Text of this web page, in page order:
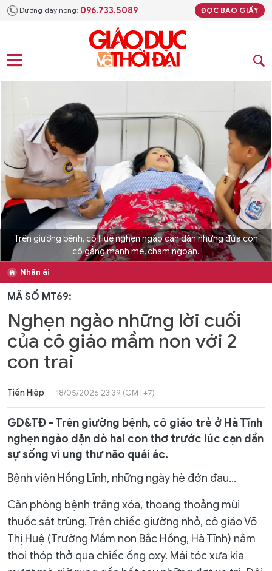
Đường dây nóng: 096.733.5089 ĐỌC BÁO GIẤY
Trên giường bệnh, cô Huệ nghẹn ngào căn dặn những đứa con
cố gắng mạnh mẽ, chăm ngoan.
Nhân ái
MÃ SỐ MT69:
Nghẹn ngào những lời cuối
của cô giáo mầm non với 2
con trai
Tiến Hiệp 18/05/2026 23:39 (GMT+7)
GD&TĐ - Trên giường bệnh, cô giáo trẻ ở Hà Tĩnh
nghẹn ngào dặn dò hai con thơ trước lúc cạn dần
sự sống vì ung thư não quái ác.
Bệnh viện Hồng Lĩnh, những ngày hè đớn đau…
Căn phòng bệnh trắng xóa, thoang thoảng mùi
thuốc sát trùng. Trên chiếc giường nhỏ, cô giáo Võ
Thị Huệ (Trường Mầm non Bắc Hồng, Hà Tĩnh) nằm
thoi thóp thở qua chiếc ống oxy. Mái tóc xưa kia